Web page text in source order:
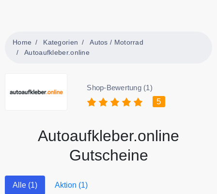
Home Kategorien
Autos / Motorrad
Autoaufkleber.online
Shop-Bewertung (1)
5
Autoaufkleber.online
Gutscheine
Alle (1) Aktion (1)